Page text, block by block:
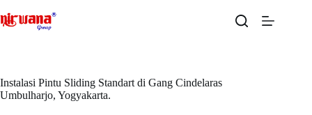
to
content
Instalasi Pintu Sliding Standart di Gang Cindelaras
Umbulharjo, Yogyakarta.